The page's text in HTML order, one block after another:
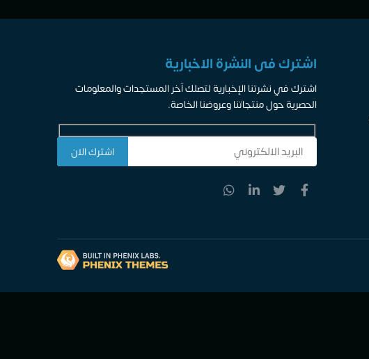
اشترك فى النشرة الاخبارية
اشترك في نشرتنا الإخبارية لتصلك آخر المستجدات والمعلومات
الحصرية حول منتجاتنا وعروضنا الخاصة.